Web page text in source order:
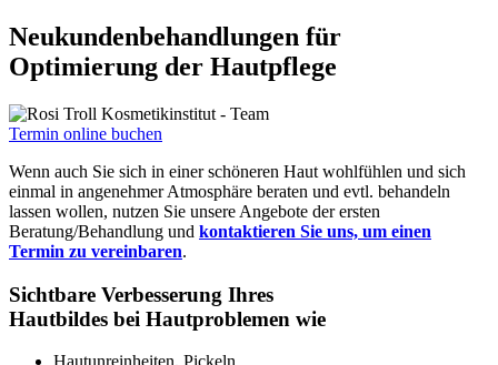
Neukundenbehandlungen für
Optimierung der Hautpflege
Termin online buchen
Wenn auch Sie sich in einer schöneren Haut wohlfühlen und sich
einmal in angenehmer Atmosphäre beraten und evtl. behandeln
lassen wollen, nutzen Sie unsere Angebote der ersten
Beratung/Behandlung und kontaktieren Sie uns, um einen
Termin zu vereinbaren.
Sichtbare Verbesserung Ihres
Hautbildes bei Hautproblemen wie